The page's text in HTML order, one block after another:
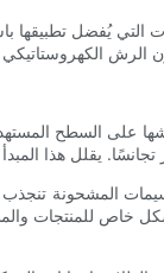
التي يُفضل
على السطح
المشحونة
للمنتجات